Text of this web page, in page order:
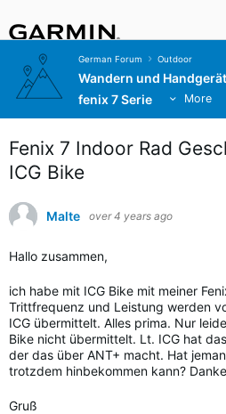
German Forum Outdoor
Wandern und
fenix 7 Serie
More
Fenix 7 Indoor Rad
ICG Bike
Malte over 4 years ago
Hallo zusammen,
ich habe mit ICG Bike mit meiner
Trittfrequenz und Leistung werden
ICG übermittelt. Alles prima. Nur
Bike nicht übermittelt. Lt. ICG hat
der das über ANT+ macht. Hat
trotzdem hinbekommen kann?
Gruß